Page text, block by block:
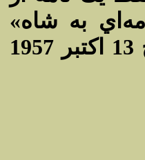
به شاه»
وجود دارد كه از كلن در تاريخ 13 اكتبر 1957